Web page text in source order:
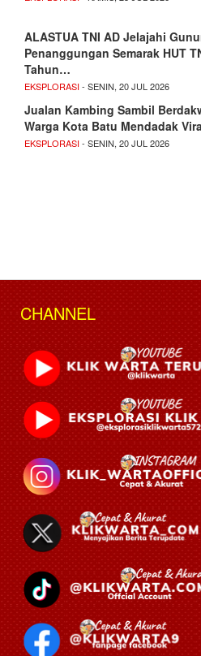
ALASTUA TNI AD Jelajahi
Penanggungan Semarak HUT
Tahun…
EKSPLORASI- SENIN, 20 JUL 2026
Jualan Kambing Sambil
Warga Kota Batu Mendadak
EKSPLORASI- SENIN, 20 JUL 2026
CHANNEL